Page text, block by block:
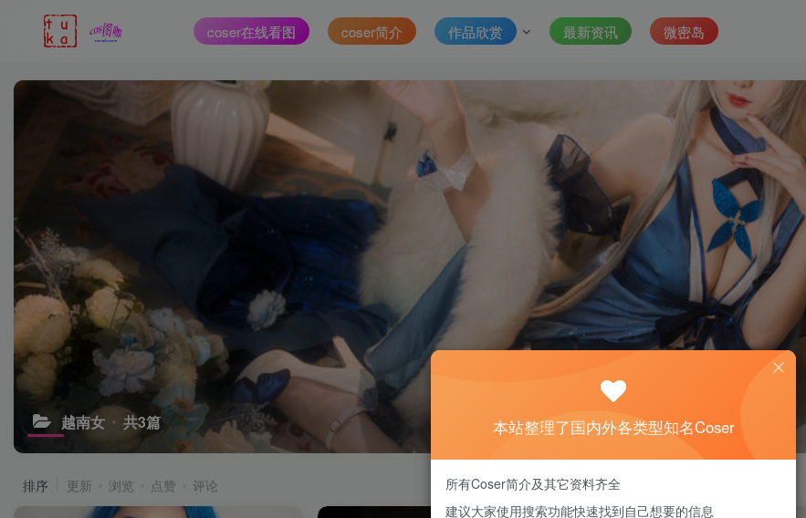
coser在线看图 coser简介 作品欣赏 最新资讯 微密岛
越南女 共3篇
排序 更新 浏览 点赞 评论
本站整理了国内外各类型知名Coser
所有Coser简介及其它资料齐全
建议大家使用搜索功能快速找到自己想要的信息